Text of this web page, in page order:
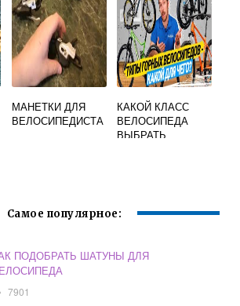
МАНЕТКИ ДЛЯ
ВЕЛОСИПЕДИСТА
КАКОЙ КЛАСС
ВЕЛОСИПЕДА
ВЫБРАТЬ
Самое популярное:
ПОДОБРАТЬ ШАТУНЫ ДЛЯ
7901